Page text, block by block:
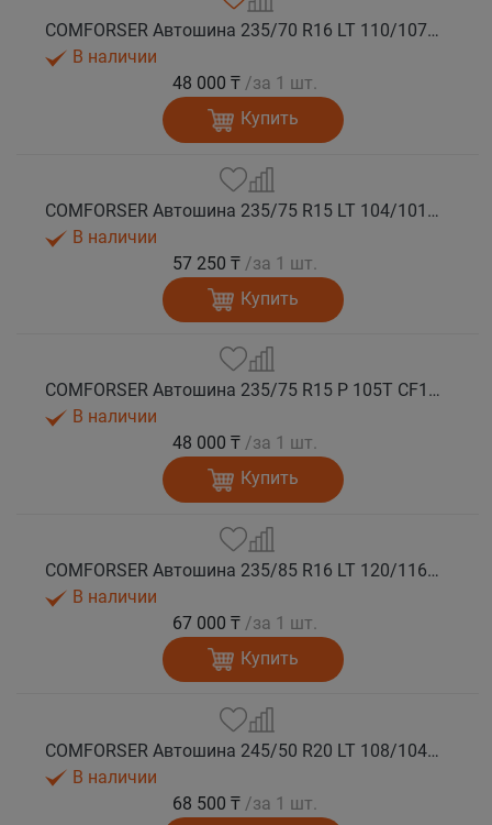
COMFORSER Автошина 235/70 R16 LT 110/107S CF1100 8PR RWL лето
В наличии
48 000 ₸ /за 1 шт.
Купить
COMFORSER Автошина 235/75 R15 LT 104/101R CF1100 6PR RWL лето
В наличии
57 250 ₸ /за 1 шт.
Купить
COMFORSER Автошина 235/75 R15 P 105T CF1100 RWL лето
В наличии
48 000 ₸ /за 1 шт.
Купить
COMFORSER Автошина 235/85 R16 LT 120/116R CF1100 10PR RWL лето
В наличии
67 000 ₸ /за 1 шт.
Купить
COMFORSER Автошина 245/50 R20 LT 108/104S CF1100 RWL лето
В наличии
68 500 ₸ /за 1 шт.